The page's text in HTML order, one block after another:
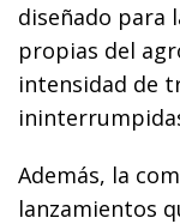
diseñado para
propias del
intensidad de
Además, la
lanzamientos